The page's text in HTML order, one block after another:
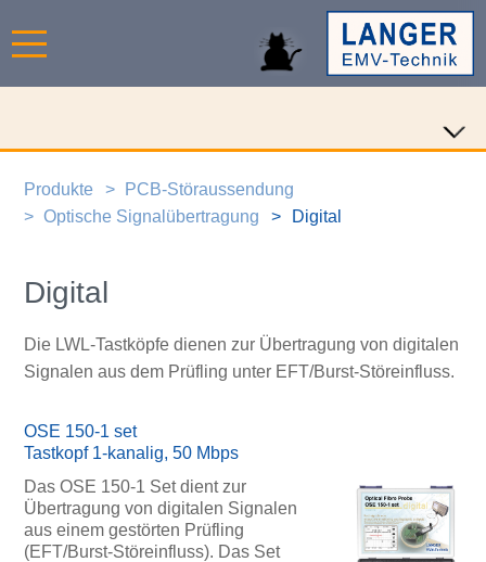
Produkte
PCB-Störaussendung
Optische Signalübertragung
Digital
Digital
Die LWL-Tastköpfe dienen zur Übertragung von digitalen
Signalen aus dem Prüfling unter EFT/Burst-Störeinfluss.
OSE 150-1 set
Tastkopf 1-kanalig, 50 Mbps
Das OSE 150-1 Set dient zur
Übertragung von digitalen Signalen
aus einem gestörten Prüfling
(EFT/Burst-Störeinfluss). Das Set